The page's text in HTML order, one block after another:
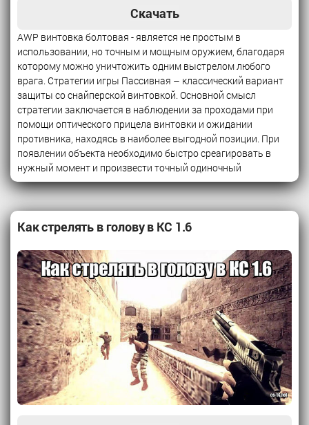
Скачать
AWP винтовка болтовая - является не простым в
использовании, но точным и мощным оружием, благодаря
которому можно уничтожить одним выстрелом любого
врага. Стратегии игры Пассивная – классический вариант
защиты со снайперской винтовкой. Основной смысл
стратегии заключается в наблюдении за проходами при
помощи оптического прицела винтовки и ожидании
противника, находясь в наиболее выгодной позиции. При
появлении объекта необходимо быстро среагировать в
нужный момент и произвести точный одиночный
Как стрелять в голову в КС 1.6